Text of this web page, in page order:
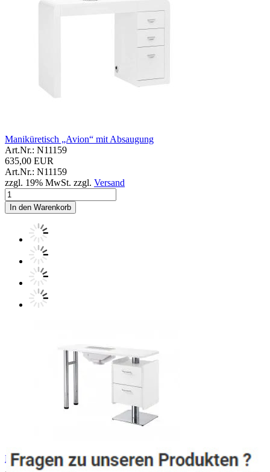
Maniküretisch „Avion“ mit Absaugung
Art.Nr.: N11159
635,00 EUR
Art.Nr.: N11159
zzgl. 19% MwSt. zzgl. Versand
In den Warenkorb
Nageltisch mit Absaugung und Chromfuß
Art.Nr.: N11153